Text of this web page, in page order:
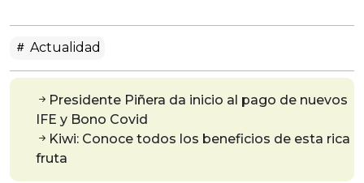
Actualidad
Presidente Piñera da inicio al pago de nuevos
IFE y Bono Covid
Kiwi: Conoce todos los beneficios de esta rica
fruta